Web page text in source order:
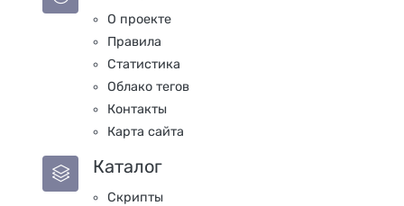
О проекте
Правила
Статистика
Облако тегов
Контакты
Карта сайта
Каталог
Скрипты